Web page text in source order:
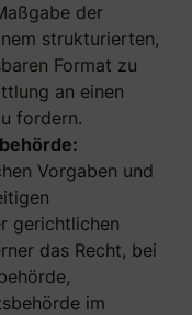
der
strukturierten,
Format zu
an einen
fordern.
Vorgaben und
gerichtlichen
das Recht, bei
im